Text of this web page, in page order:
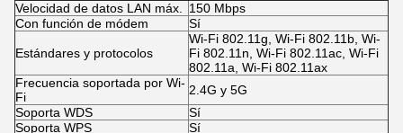
Velocidad de datos LAN máx.
150 Mbps
Con función de módem
Sí
Estándares y protocolos
Wi-Fi 802.11g, Wi-Fi 802.11b, Wi-
Fi 802.11n, Wi-Fi 802.11ac, Wi-Fi
802.11a, Wi-Fi 802.11ax
Frecuencia soportada por Wi-
Fi
2.4G y 5G
Soporta WDS
Sí
Soporta WPS
Sí